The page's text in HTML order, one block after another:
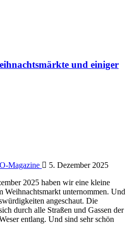
und einiger
Magazine
5. Dezember 2025
2025 haben wir eine kleine
Weihnachtsmarkt unternommen. Und
angeschaut. Die
durch alle Straßen und Gassen der
entlang. Und sind sehr schön